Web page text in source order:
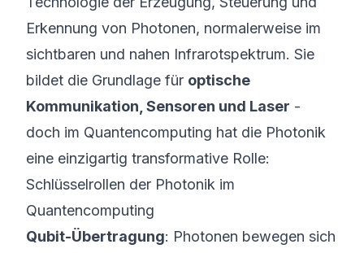
Erkennung von Photonen, normalerweise im
sichtbaren und nahen Infrarotspektrum. Sie
bildet die Grundlage für optische
Kommunikation, Sensoren und Laser -
doch im Quantencomputing hat die Photonik
eine einzigartig transformative Rolle:
Schlüsselrollen der Photonik im
Quantencomputing
Qubit-Übertragung: Photonen bewegen sich